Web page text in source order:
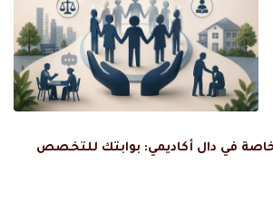
في دال أكاديمي: بوابتك للتخصص